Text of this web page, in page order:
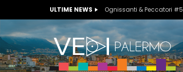
ULTIME NEWS Ognissanti & Peccatori #5